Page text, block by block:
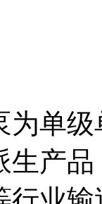
为单
生产